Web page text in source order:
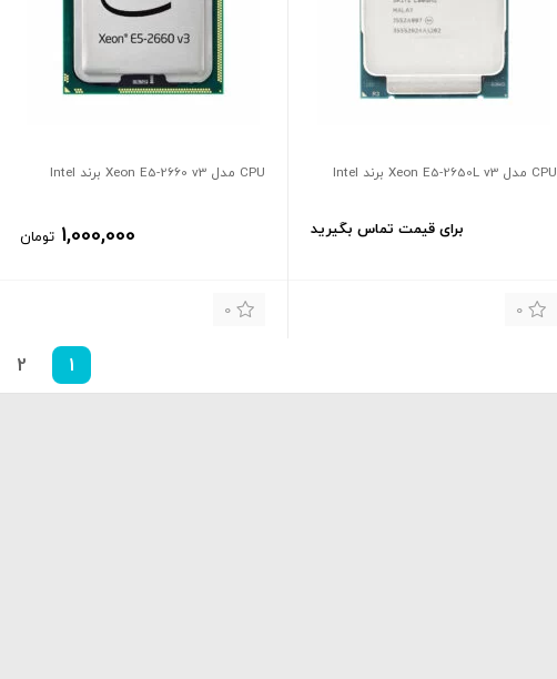
CPU مدل Xeon E5-2650L v3 برند Intel
0
برای قیمت تماس بگیرید
CPU مدل Xeon E5-2660 v3 برند Intel
0
1,000,000 تومان
1
2